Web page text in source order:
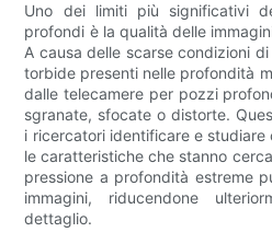
Uno dei limiti più significativi
profondi è la qualità delle
A causa delle scarse condizioni
torbide presenti nelle profondità
dalle telecamere per pozzi
sgranate, sfocate o distorte.
i ricercatori identificare e studiare
le caratteristiche che stanno
pressione a profondità estreme
immagini, riducendone
dettaglio.